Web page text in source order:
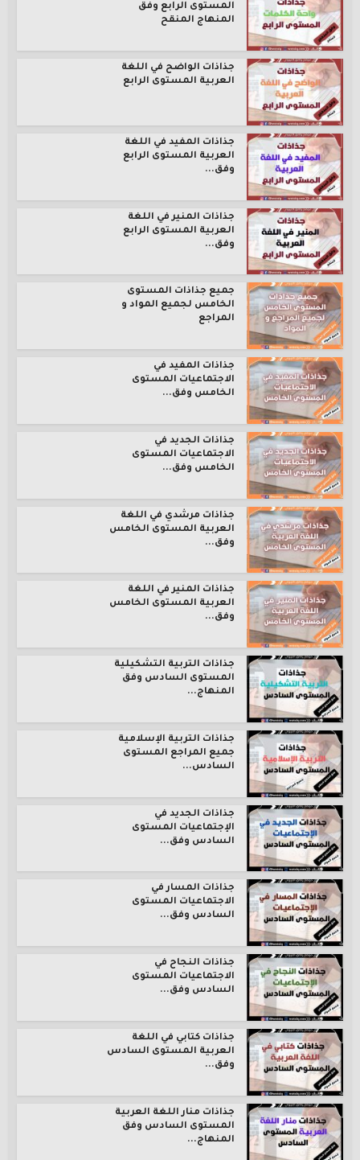
المستوى الرابع وفق
المنهاج المنقح
جذاذات الواضح في اللغة
العربية المستوى الرابع
جذاذات المفيد في اللغة
العربية المستوى الرابع
وفق...
جذاذات المنير في اللغة
العربية المستوى الرابع
وفق...
جميع جذاذات المستوى
الخامس لجميع المواد و
المراجع
جذاذات المفيد في
الاجتماعيات المستوى
الخامس وفق...
جذاذات الجديد في
الاجتماعيات المستوى
الخامس وفق...
جذاذات مرشدي في اللغة
العربية المستوى الخامس
وفق...
جذاذات المنير في اللغة
العربية المستوى الخامس
وفق...
جذاذات التربية التشكيلية
المستوى السادس وفق
المنهاج...
جذاذات التربية الإسلامية
جميع المراجع المستوى
السادس...
جذاذات الجديد في
الإجتماعيات المستوى
السادس وفق...
جذاذات المسار في
الاجتماعيات المستوى
السادس وفق...
جذاذات النجاح في
الاجتماعيات المستوى
السادس وفق...
جذاذات كتابي في اللغة
العربية المستوى السادس
وفق...
جذاذات منار اللغة العربية
المستوى السادس وفق
المنهاج...